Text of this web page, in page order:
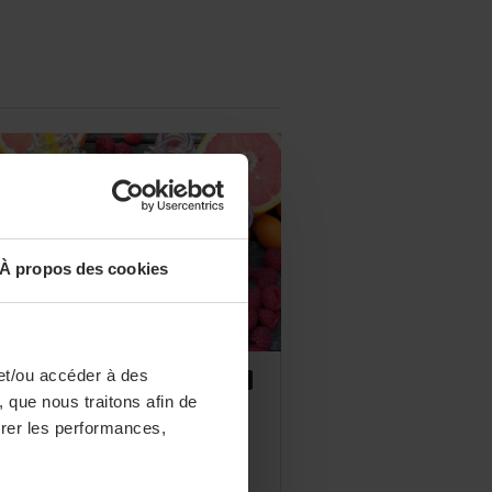
À propos des cookies
ou accéder à des
nous traitons afin de
les performances,
DÉCISION BUSINESS
nouvelles règles
pour les jus de